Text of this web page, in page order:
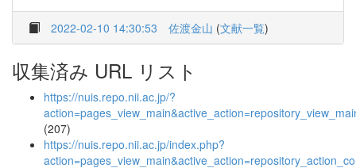
2022-02-10 14:30:53 佐渡金山 (文献一覧)
収集済み URL リスト
https://nuis.repo.nii.ac.jp/?
(207)
https://nuis.repo.nii.ac.jp/index.php?